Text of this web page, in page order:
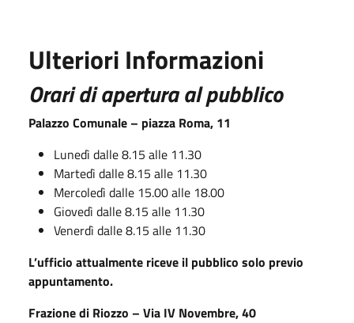
Ulteriori Informazioni
Orari di apertura al pubblico
Palazzo Comunale – piazza Roma, 11
Lunedì dalle 8.15 alle 11.30
Martedì dalle 8.15 alle 11.30
Mercoledì dalle 15.00 alle 18.00
Giovedì dalle 8.15 alle 11.30
Venerdì dalle 8.15 alle 11.30
L’ufficio attualmente riceve il pubblico solo previo
appuntamento.
Frazione di Riozzo – Via IV Novembre, 40